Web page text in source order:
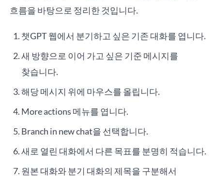
흐름을 바탕으로 정리한 것입니다.
챗GPT 웹에서 분기하고 싶은 기존 대화를 엽니다.
새 방향으로 이어 가고 싶은 기준 메시지를
찾습니다.
해당 메시지 위에 마우스를 올립니다.
More actions 메뉴를 엽니다.
Branch in new chat을 선택합니다.
새로 열린 대화에서 다른 목표를 분명히 적습니다.
원본 대화와 분기 대화의 제목을 구분해서